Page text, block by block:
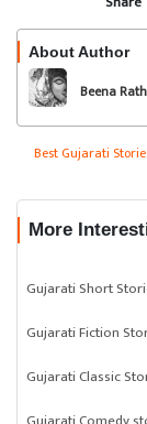
About Author
Beena
Best Gujarati
More
Gujarati Short
Gujarati Fiction
Gujarati Classic